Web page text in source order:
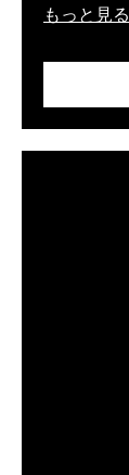
もっと見る